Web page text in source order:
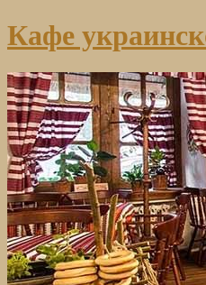
Кафе